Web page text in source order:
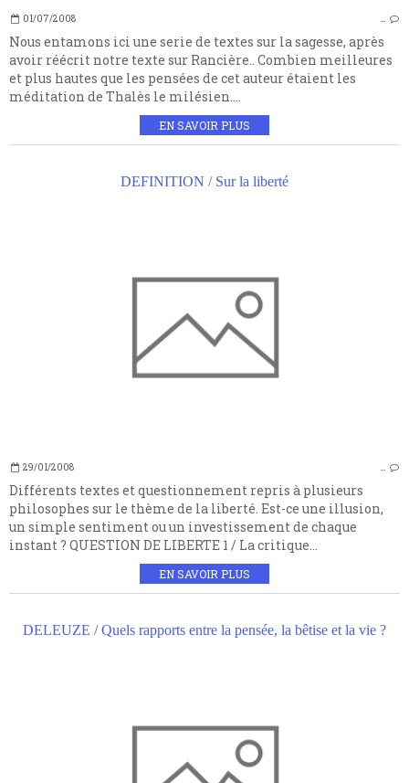
01/07/2008
Nous entamons ici une serie de textes sur la sagesse, après
avoir réécrit notre texte sur Rancière.. Combien meilleures
et plus hautes que les pensées de cet auteur étaient les
méditation de Thalès le milésien....
EN SAVOIR PLUS
DEFINITION / Sur la liberté
29/01/2008 …
Différents textes et questionnement repris à plusieurs
philosophes sur le thème de la liberté. Est-ce une illusion,
un simple sentiment ou un investissement de chaque
instant ? QUESTION DE LIBERTE 1 / La critique...
EN SAVOIR PLUS
DELEUZE / Quels rapports entre la pensée, la bêtise et la vie ?